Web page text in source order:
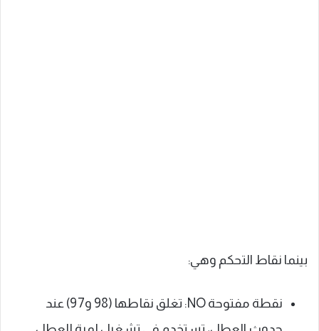
بينما نقاط التحكم وهي:
نقطة مفتوحة NO: تغلق نقاطها (98 و97) عند